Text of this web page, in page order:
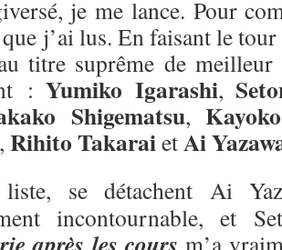
je me lance. Pour
j’ai lus. En faisant le tour
titre suprême de
:Yumiko Igarashi,
Shigematsu,Kayoko
, Rihito TakaraietAi
se détachent Ai
incontournable, et
m’a